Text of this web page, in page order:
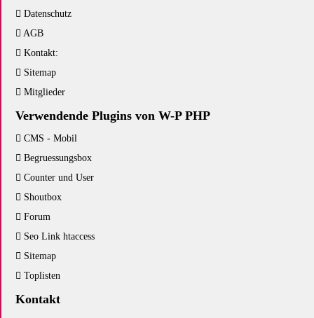
Datenschutz
AGB
Kontakt:
Sitemap
Mitglieder
Verwendende Plugins von W-P PHP
CMS - Mobil
Begruessungsbox
Counter und User
Shoutbox
Forum
Seo Link htaccess
Sitemap
Toplisten
Kontakt